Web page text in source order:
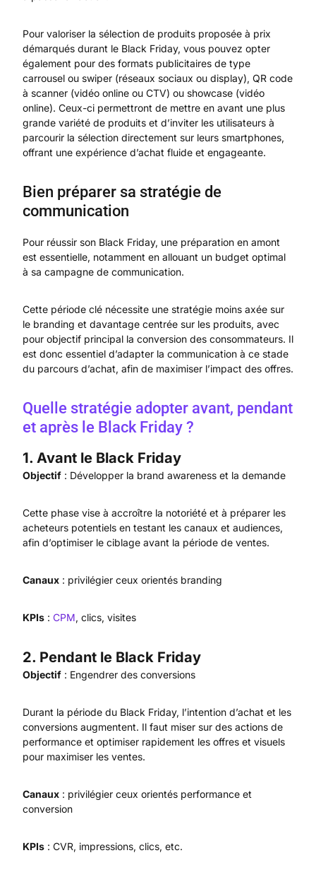
Pour valoriser la sélection de produits proposée à prix
démarqués durant le Black Friday, vous pouvez opter
également pour des formats publicitaires de type
carrousel ou swiper (réseaux sociaux ou display), QR code
à scanner (vidéo online ou CTV) ou showcase (vidéo
online). Ceux-ci permettront de mettre en avant une plus
grande variété de produits et d’inviter les utilisateurs à
parcourir la sélection directement sur leurs smartphones,
offrant une expérience d’achat fluide et engageante.
Bien préparer sa stratégie de
communication
Pour réussir son Black Friday, une préparation en amont
est essentielle, notamment en allouant un budget optimal
à sa campagne de communication.
Cette période clé nécessite une stratégie moins axée sur
le branding et davantage centrée sur les produits, avec
pour objectif principal la conversion des consommateurs. Il
est donc essentiel d’adapter la communication à ce stade
du parcours d’achat, afin de maximiser l’impact des offres.
Quelle stratégie adopter avant, pendant
et après le Black Friday ?
1. Avant le Black Friday
Objectif : Développer la brand awareness et la demande
Cette phase vise à accroître la notoriété et à préparer les
acheteurs potentiels en testant les canaux et audiences,
afin d’optimiser le ciblage avant la période de ventes.
Canaux : privilégier ceux orientés branding
KPIs : CPM, clics, visites
2. Pendant le Black Friday
Objectif : Engendrer des conversions
Durant la période du Black Friday, l’intention d’achat et les
conversions augmentent. Il faut miser sur des actions de
performance et optimiser rapidement les offres et visuels
pour maximiser les ventes.
Canaux : privilégier ceux orientés performance et
conversion
KPIs : CVR, impressions, clics, etc.